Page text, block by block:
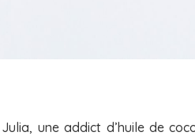
une addict d’huile de